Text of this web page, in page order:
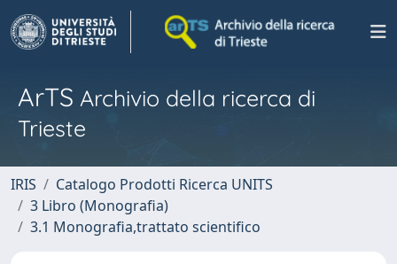
ArTS Archivio della ricerca di
Trieste
IRIS
Catalogo Prodotti Ricerca UNITS
3 Libro (Monografia)
3.1 Monografia,trattato scientifico